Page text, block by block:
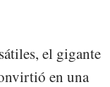
el gigante
en una